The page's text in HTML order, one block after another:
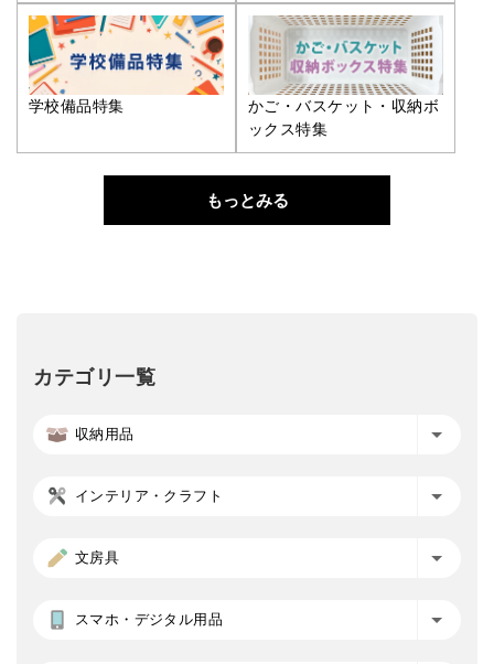
学校備品特集
かご・バスケット・収納ボ
ックス特集
もっとみる
カテゴリ一覧
収納用品
インテリア・クラフト
文房具
スマホ・デジタル用品